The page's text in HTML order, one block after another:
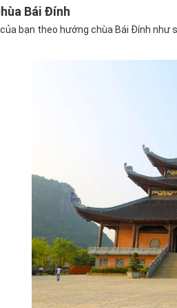
Bái Đính
bạn theo hướng chùa Bái Đính như